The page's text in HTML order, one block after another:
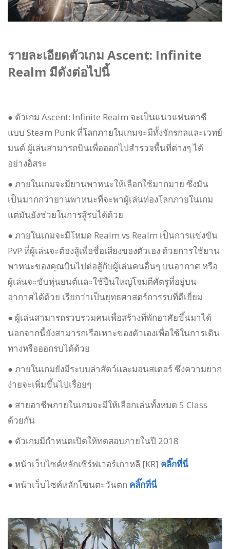
รายละเอียดตัวเกม Ascent: Infinite
Realm มีดังต่อไปนี้
● ตัวเกม Ascent: Infinite Realm จะเป็นแนวแฟนตาซี
แบบ Steam Punk ที่โลกภายในเกมจะมีทั้งจักรกลและเวทย์
มนต์ ผู้เล่นสามารถบินเพื่อออกไปสำรวจพื้นที่ต่างๆ ได้
อย่างอิสระ
● ภายในเกมจะมียานพาหนะให้เลือกใช้มากมาย ซึ่งมัน
เป็นมากกว่ายานพาหนะที่จะพาผู้เล่นท่องโลกภายในเกม
แต่มันยังช่วยในการสู้รบได้ด้วย
● ภายในเกมจะมีโหมด Realm vs Realm เป็นการแข่งขัน
PvP ที่ผู้เล่นจะต้องสู้เพื่อชื่อเสียงของตัวเอง ด้วยการใช้ยาน
พาหนะของคุณบินไปต่อสู้กับผู้เล่นคนอื่นๆ บนอากาศ หรือ
ผู้เล่นจะขับหุ่นยนต์และใช้ปืนใหญ่โจมตีศัตรูที่อยู่บน
อากาศได้ด้วย เรียกว่าเป็นยุทธศาสตร์การรบที่ดีเยี่ยม
● ผู้เล่นสามารถรวบรวมคนเพื่อสร้างที่พักอาศัยขึ้นมาได้
นอกจากนี้ยังสามารถเรือเหาะของตัวเองเพื่อใช้ในการเดิน
ทางหรือออกรบได้ด้วย
● ภายในเกมยังมีระบบล่าสัตว์และมอนสเตอร์ ซึ่งความยาก
ง่ายจะเพิ่มขึ้นไปเรื่อยๆ
● สายอาชีพภายในเกมจะมีให้เลือกเล่นทั้งหมด 5 Class
ด้วยกัน
● ตัวเกมมีกำหนดเปิดให้ทดสอบภายในปี 2018
● หน้าเว็บไซค์หลักเซิร์ฟเวอร์เกาหลี [KR] คลิ๊กที่นี่
● หน้าเว็บไซค์หลักโซนตะวันตก คลิ๊กที่นี่